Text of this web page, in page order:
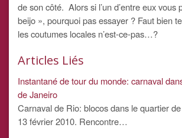
de son côté. Alors si l’un d’entre eux vous
beijo », pourquoi pas essayer ? Faut bien
les coutumes locales n’est-ce-pas…?
Articles Liés
Instantané de tour du monde: carnaval
de Janeiro
Carnaval de Rio: blocos dans le quartier
13 février 2010. Rencontre…